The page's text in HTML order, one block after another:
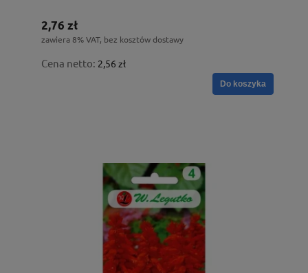
2,76 zł
zawiera 8% VAT, bez kosztów dostawy
Cena netto: 2,56 zł
Do koszyka